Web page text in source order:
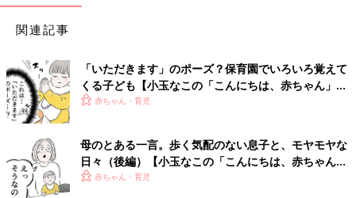
関連記事
「いただきます」のポーズ？保育園でいろいろ覚えて
くる子ども【小玉なこの「こんにちは、赤ちゃん」
#17】
赤ちゃん・育児
母のとある一言。歩く気配のない息子と、モヤモヤな
日々（後編）【小玉なこの「こんにちは、赤ちゃん」
#14】
赤ちゃん・育児